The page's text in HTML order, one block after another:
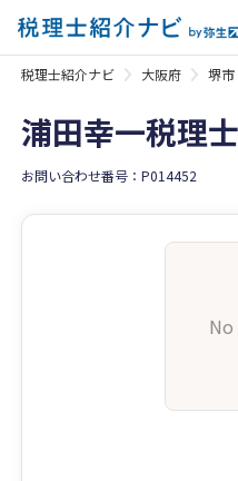
税理士紹介ナビ 大阪府 堺市
浦田幸一税理
お問い合わせ番号：P014452
No